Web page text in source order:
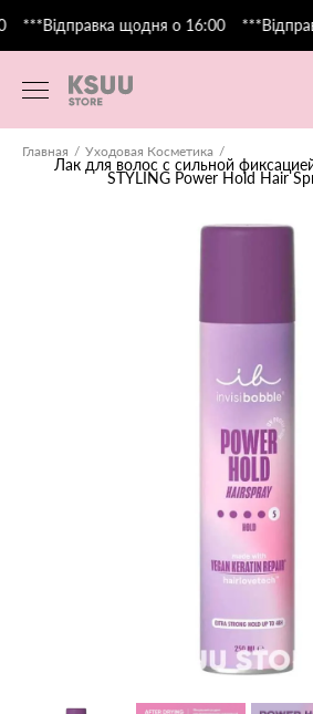
***Відправка щодня о 16:00
Главная Уходовая Косметика
Лак для волос с сильной
STYLING Power Hold Hair